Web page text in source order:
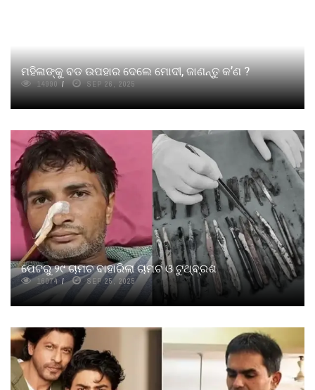
ମହିଳାଙ୍କୁ ବଡ ଉପହାର ଦେଲେ ମୋଦୀ, ଜାଣନ୍ତୁ କ’ଣ ?
14990 SEP 26, 2025
ପେଟରୁ ୨୯ ଚାମଚ ବାହାରିଲା ଚାମଚ ଓ ଟୁଥ୍‌ବ୍ରଶ
16074 SEP 25, 2025